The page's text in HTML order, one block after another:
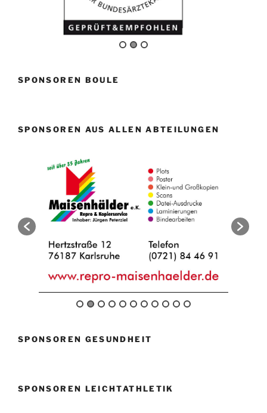
SPONSOREN BOULE
SPONSOREN AUS ALLEN ABTEILUNGEN
SPONSOREN GESUNDHEIT
SPONSOREN LEICHTATHLETIK